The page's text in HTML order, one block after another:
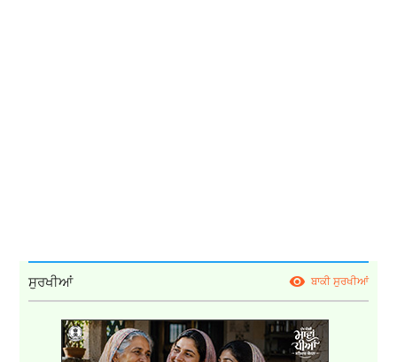
ਸੁਰਖੀਆਂ ਬਾਕੀ ਸੁਰਖੀਆਂ